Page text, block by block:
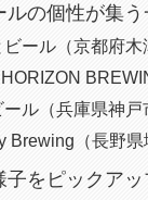
ルの個性が集
ール（京都府木
ル（兵庫県神戸
Brewing（長野県
をピックアッ